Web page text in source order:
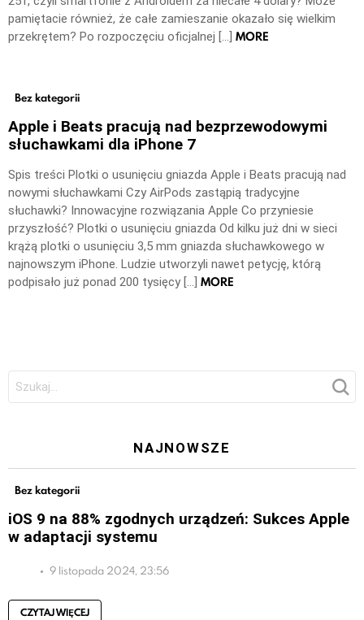
pamiętacie również, że całe zamieszanie okazało się wielkim
przekrętem? Po rozpoczęciu oficjalnej […] MORE
Bez kategorii
Apple i Beats pracują nad bezprzewodowymi
słuchawkami dla iPhone 7
Spis treści Plotki o usunięciu gniazda Apple i Beats pracują nad
nowymi słuchawkami Czy AirPods zastąpią tradycyjne
słuchawki? Innowacyjne rozwiązania Apple Co przyniesie
przyszłość? Plotki o usunięciu gniazda Od kilku już dni w sieci
krążą plotki o usunięciu 3,5 mm gniazda słuchawkowego w
najnowszym iPhone. Ludzie utworzyli nawet petycję, którą
podpisało już ponad 200 tysięcy […] MORE
Szukaj:
NAJNOWSZE
Bez kategorii
iOS 9 na 88% zgodnych urządzeń: Sukces Apple
w adaptacji systemu
9 listopada 2024, 23:56
CZYTAJ WIĘCEJ